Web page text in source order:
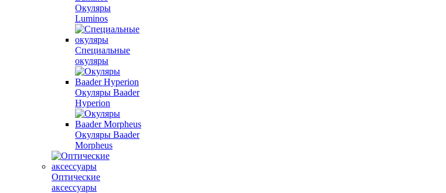
Окуляры
Luminos
Специальные
окуляры
Окуляры Baader
Hyperion
Окуляры Baader
Morpheus
Оптические
аксессуары